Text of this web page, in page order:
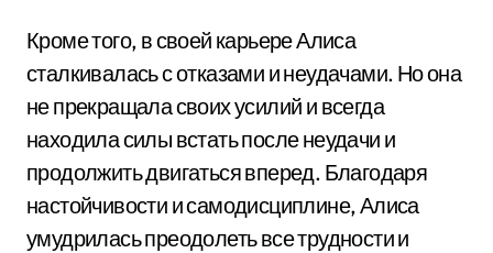
Кроме того, в своей карьере Алиса
сталкивалась с отказами и неудачами. Но она
не прекращала своих усилий и всегда
находила силы встать после неудачи и
продолжить двигаться вперед. Благодаря
настойчивости и самодисциплине, Алиса
умудрилась преодолеть все трудности и